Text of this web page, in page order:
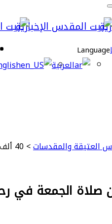
Language
العربية
العتيقة والمقدسات>40 ألف مصلٍ يؤدون صلاة الجمعة في رحاب الأقصى